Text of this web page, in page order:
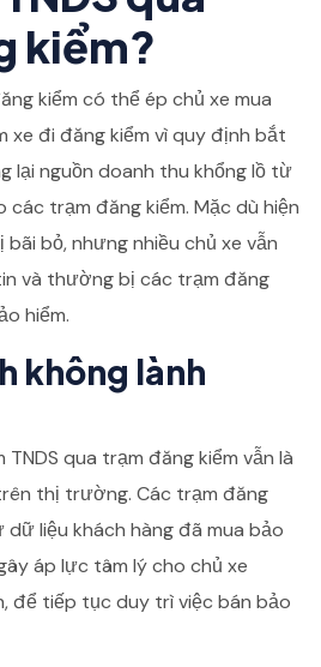
kiểm?
kiểm có thể ép chủ xe mua
xe đi đăng kiểm vì quy định bắt
lại nguồn doanh thu khổng lồ từ
các trạm đăng kiểm. Mặc dù hiện
bỏ, nhưng nhiều chủ xe vẫn
và thường bị các trạm đăng
hiểm.
không lành
qua trạm đăng kiểm vẫn là
thị trường. Các trạm đăng
liệu khách hàng đã mua bảo
áp lực tâm lý cho chủ xe
để tiếp tục duy trì việc bán bảo